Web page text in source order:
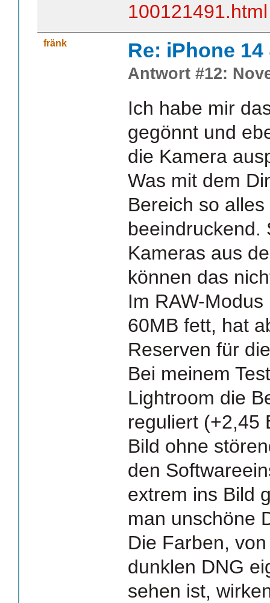
100121491.html
fränk Re: iPhone
Antwort #12:
Ich habe mir
gegönnt und
die Kamera
Was mit dem
Bereich so
beeindruckend.
Kameras aus
können das
Im RAW-
60MB fett, hat
Reserven für
Bei meinem
Lightroom die
reguliert (+2,45
Bild ohne
den
extrem ins Bild
man unschöne
Die Farben,
dunklen DNG
sehen ist,